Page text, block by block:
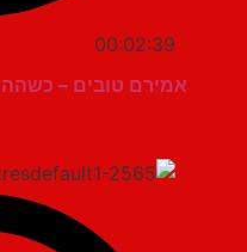
00:02:39
אמירם טובים – כשההורים